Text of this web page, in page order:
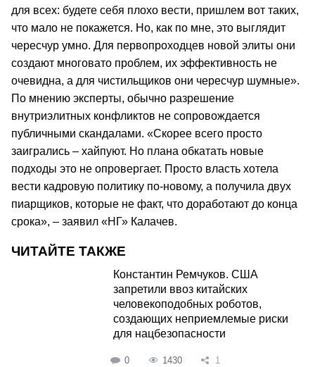
для всех: будете себя плохо вести, пришлем вот таких,
что мало не покажется. Но, как по мне, это выглядит
чересчур умно. Для первопроходцев новой элиты они
создают многовато проблем, их эффективность не
очевидна, а для чистильщиков они чересчур шумные».
По мнению эксперты, обычно разрешение
внутриэлитных конфликтов не сопровождается
публичными скандалами. «Скорее всего просто
заигрались – хайпуют. Но плана обкатать новые
подходы это не опровергает. Просто власть хотела
вести кадровую политику по-новому, а получила двух
пиарщиков, которые не факт, что доработают до конца
срока», – заявил «НГ» Калачев.
ЧИТАЙТЕ ТАКЖЕ
Константин Ремчуков. США
запретили ввоз китайских
человекоподобных роботов,
создающих неприемлемые риски
для нацбезопасности
0 1430 1